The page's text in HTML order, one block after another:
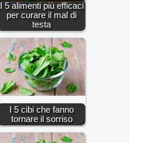
I 5 alimenti più efficaci
per curare il mal di
testa
I 5 cibi che fanno
tornare il sorriso